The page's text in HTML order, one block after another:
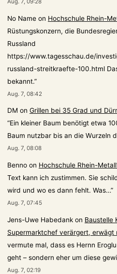
Aug. 7, 09:28
No Name on Hochschule Rhein-
Rüstungskonzern, die
Russland
https://www.tagesschau.de/
russland-streitkraefte-100.html
bekannt.”
Aug. 7, 08:42
DM on Grillen bei 35 Grad und
“Ein kleiner Baum benötigt etwa
Baum nutzbar bis an die Wurzeln
Aug. 7, 08:08
Benno on Hochschule Rhein-
Text kann ich zustimmen. Sie
wird und wo es dann fehlt. Was…”
Aug. 7, 07:45
Jens-Uwe Habedank on Baustelle
Supermarktchef verärgert,
vermute mal, dass es Hernn
geht – sondern eher um diese
Aug. 7, 02:19